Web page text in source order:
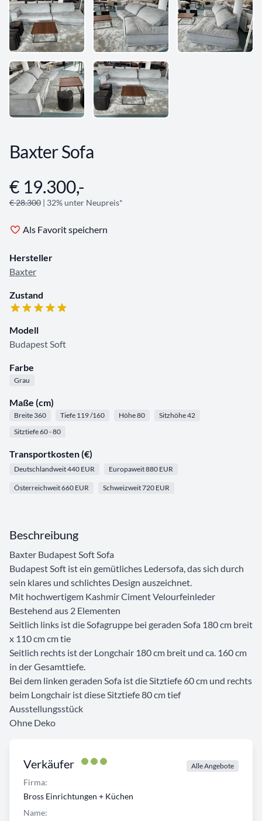
Baxter Sofa
Angebotsinformationen
€ 19.300,-
€ 28.300 | 32% unter Neupreis*
Als Favorit speichern
Hersteller
Baxter
Zustand
Modell
Budapest Soft
Farbe
Grau
Maße (cm)
Breite 360 Tiefe 119 /160 Höhe 80
Sitzhöhe 42
Sitztiefe 60 - 80
Transportkosten (€)
Deutschlandweit 440 EUR Europaweit 880 EUR
Österreichweit 660 EUR Schweizweit 720 EUR
Verkäufer Alle Angebote
Firma:
Bross Einrichtungen + Küchen
Name:
Beschreibung
Baxter Budapest Soft Sofa
Budapest Soft ist ein gemütliches Ledersofa, das sich durch
sein klares und schlichtes Design auszeichnet.
Mit hochwertigem Kashmir Ciment Velourfeinleder
Bestehend aus 2 Elementen
Seitlich links ist die Sofagruppe bei geraden Sofa 180 cm breit
x 110 cm cm tie
Seitlich rechts ist der Longchair 180 cm breit und ca. 160 cm
in der Gesamttiefe.
Bei dem linken geraden Sofa ist die Sitztiefe 60 cm und rechts
beim Longchair ist diese Sitztiefe 80 cm tief
Ausstellungsstück
Ohne Deko